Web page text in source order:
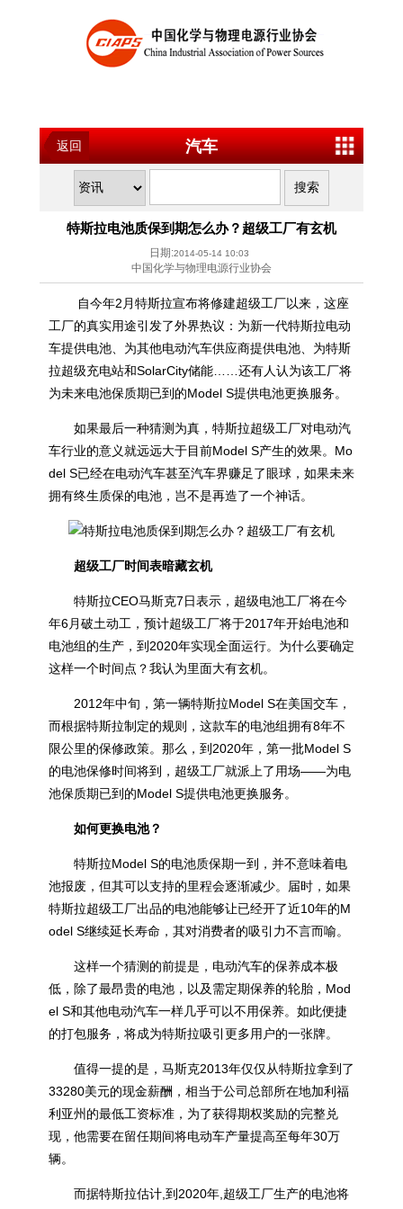
返回 汽车
特斯拉电池质保到期怎么办？超级工厂有玄机
日期:2014-05-14 10:03
中国化学与物理电源行业协会
自今年2月特斯拉宣布将修建超级工厂以来，这座
工厂的真实用途引发了外界热议：为新一代特斯拉电动
车提供电池、为其他电动汽车供应商提供电池、为特斯
拉超级充电站和SolarCity储能……还有人认为该工厂将
为未来电池保质期已到的Model S提供电池更换服务。
如果最后一种猜测为真，特斯拉超级工厂对电动汽
车行业的意义就远远大于目前Model S产生的效果。Mo
del S已经在电动汽车甚至汽车界赚足了眼球，如果未来
拥有终生质保的电池，岂不是再造了一个神话。
超级工厂时间表暗藏玄机
特斯拉CEO马斯克7日表示，超级电池工厂将在今
年6月破土动工，预计超级工厂将于2017年开始电池和
电池组的生产，到2020年实现全面运行。为什么要确定
这样一个时间点？我认为里面大有玄机。
2012年中旬，第一辆特斯拉Model S在美国交车，
而根据特斯拉制定的规则，这款车的电池组拥有8年不
限公里的保修政策。那么，到2020年，第一批Model S
的电池保修时间将到，超级工厂就派上了用场——为电
池保质期已到的Model S提供电池更换服务。
如何更换电池？
特斯拉Model S的电池质保期一到，并不意味着电
池报废，但其可以支持的里程会逐渐减少。届时，如果
特斯拉超级工厂出品的电池能够让已经开了近10年的M
odel S继续延长寿命，其对消费者的吸引力不言而喻。
这样一个猜测的前提是，电动汽车的保养成本极
低，除了最昂贵的电池，以及需定期保养的轮胎，Mod
el S和其他电动汽车一样几乎可以不用保养。如此便捷
的打包服务，将成为特斯拉吸引更多用户的一张牌。
值得一提的是，马斯克2013年仅仅从特斯拉拿到了
33280美元的现金薪酬，相当于公司总部所在地加利福
利亚州的最低工资标准，为了获得期权奖励的完整兑
现，他需要在留任期间将电动车产量提高至每年30万
辆。
而据特斯拉估计,到2020年,超级工厂生产的电池将